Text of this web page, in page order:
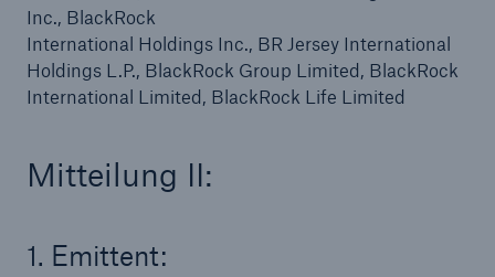
Inc., BlackRock
International Holdings Inc., BR Jersey International
Holdings L.P., BlackRock Group Limited, BlackRock
International Limited, BlackRock Life Limited
Mitteilung II:
1. Emittent:
Fakten
Versicherung bis zu